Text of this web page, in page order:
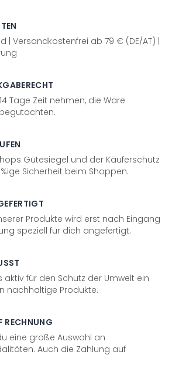
| Versandkostenfrei ab 79 € (DE/AT) |
Tage Zeit nehmen, die Ware
Gütesiegel und der Käuferschutz
Sicherheit beim Shoppen.
Produkte wird erst nach Eingang
speziell für dich angefertigt.
aktiv für den Schutz der Umwelt ein
nachhaltige Produkte.
RECHNUNG
eine große Auswahl an
Auch die Zahlung auf